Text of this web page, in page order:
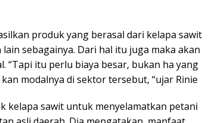
produk yang berasal dari kelapa sawit
sebagainya. Dari hal itu juga maka akan
“Tapi itu perlu biaya besar, bukan ha yang
modalnya di sektor tersebut, “ujar Rinie
kelapa sawit untuk menyelamatkan petani